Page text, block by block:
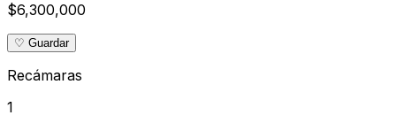
$6,300,000
♡ Guardar
Recámaras
1